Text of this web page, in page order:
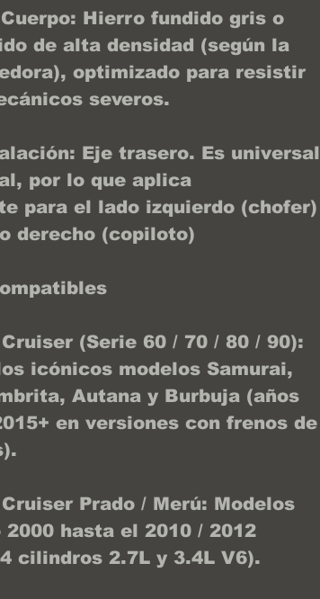
Hierro fundido gris o
de alta densidad (según la
optimizado para resistir
severos.
Eje trasero. Es universal
por lo que aplica
para el lado izquierdo (chofer)
derecho (copiloto)
(Serie 60 / 70 / 80 / 90):
icónicos modelos Samurai,
Autana y Burbuja (años
en versiones con frenos de
Prado / Merú: Modelos
2000 hasta el 2010 / 2012
cilindros 2.7L y 3.4L V6).